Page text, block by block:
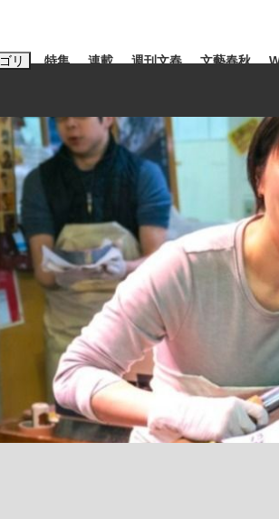
リ
明かした日本代表監督に... 「
特集 連載 週刊文春 文藝春秋
ワードタグ一覧
輝 #高市早苗 #後藤真希 #森岡毅
亀和田武